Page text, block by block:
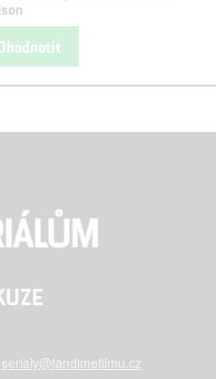
serialy@fandimefilmu.cz